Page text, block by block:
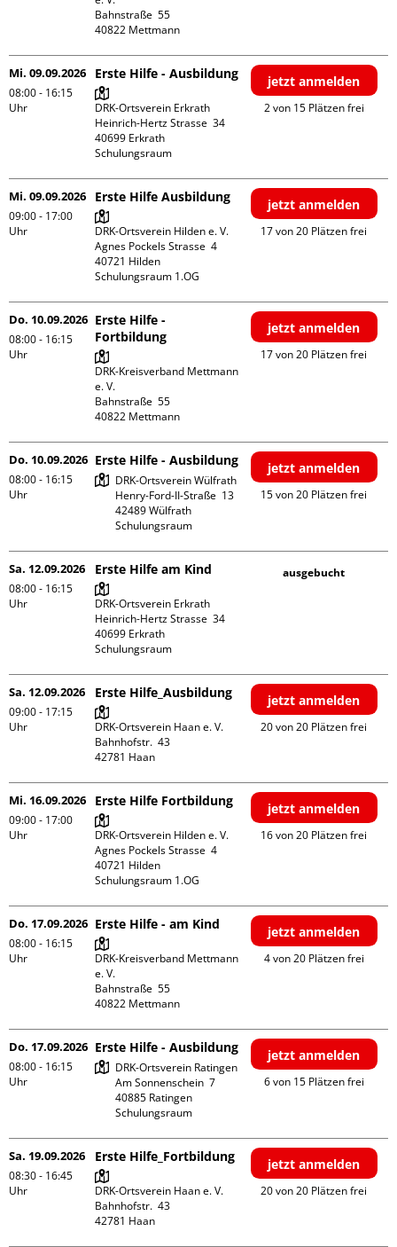
Bahnstraße  55
Mi. 09.09.2026
08:00 - 16:15
Uhr
Erste Hilfe - Ausbildung
DRK-Ortsverein Erkrath
Heinrich-Hertz Strasse  34
40699 Erkrath
Schulungsraum
jetzt anmelden
2 von 15 Plätzen frei
Mi. 09.09.2026
09:00 - 17:00
Uhr
Erste Hilfe Ausbildung
DRK-Ortsverein Hilden e. V.
Agnes Pockels Strasse  4
40721 Hilden
Schulungsraum 1.OG
jetzt anmelden
17 von 20 Plätzen frei
Do. 10.09.2026
08:00 - 16:15
Uhr
Erste Hilfe -
Fortbildung
DRK-Kreisverband Mettmann
e. V.
Bahnstraße  55
jetzt anmelden
17 von 20 Plätzen frei
Do. 10.09.2026
08:00 - 16:15
Uhr
Erste Hilfe - Ausbildung
DRK-Ortsverein Wülfrath
Henry-Ford-II-Straße  13
42489 Wülfrath
Schulungsraum
jetzt anmelden
15 von 20 Plätzen frei
Sa. 12.09.2026
08:00 - 16:15
Uhr
Erste Hilfe am Kind
DRK-Ortsverein Erkrath
Heinrich-Hertz Strasse  34
40699 Erkrath
Schulungsraum
ausgebucht
Sa. 12.09.2026
09:00 - 17:15
Uhr
Erste Hilfe_Ausbildung
DRK-Ortsverein Haan e. V.
Bahnhofstr.  43
jetzt anmelden
20 von 20 Plätzen frei
Mi. 16.09.2026
09:00 - 17:00
Uhr
Erste Hilfe Fortbildung
DRK-Ortsverein Hilden e. V.
Agnes Pockels Strasse  4
40721 Hilden
Schulungsraum 1.OG
jetzt anmelden
16 von 20 Plätzen frei
Do. 17.09.2026
08:00 - 16:15
Uhr
Erste Hilfe - am Kind
DRK-Kreisverband Mettmann
e. V.
Bahnstraße  55
jetzt anmelden
4 von 20 Plätzen frei
Do. 17.09.2026
08:00 - 16:15
Uhr
Erste Hilfe - Ausbildung
DRK-Ortsverein Ratingen
Am Sonnenschein  7
40885 Ratingen
Schulungsraum
jetzt anmelden
6 von 15 Plätzen frei
Sa. 19.09.2026
08:30 - 16:45
Uhr
Erste Hilfe_Fortbildung
DRK-Ortsverein Haan e. V.
Bahnhofstr.  43
jetzt anmelden
20 von 20 Plätzen frei